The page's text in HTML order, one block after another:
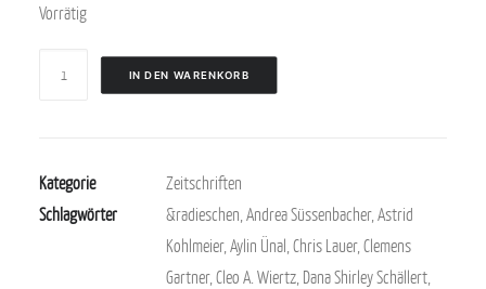
Vorrätig
&radieschen
und
Rauch
IN DEN WARENKORB
Kategorie
Zeitschriften
Schlagwörter
&radieschen,Andrea Süssenbacher,Astrid
Kohlmeier,Aylin Ünal,Chris Lauer,Clemens
Gartner,Cleo A. Wiertz, Dana Shirley Schällert,